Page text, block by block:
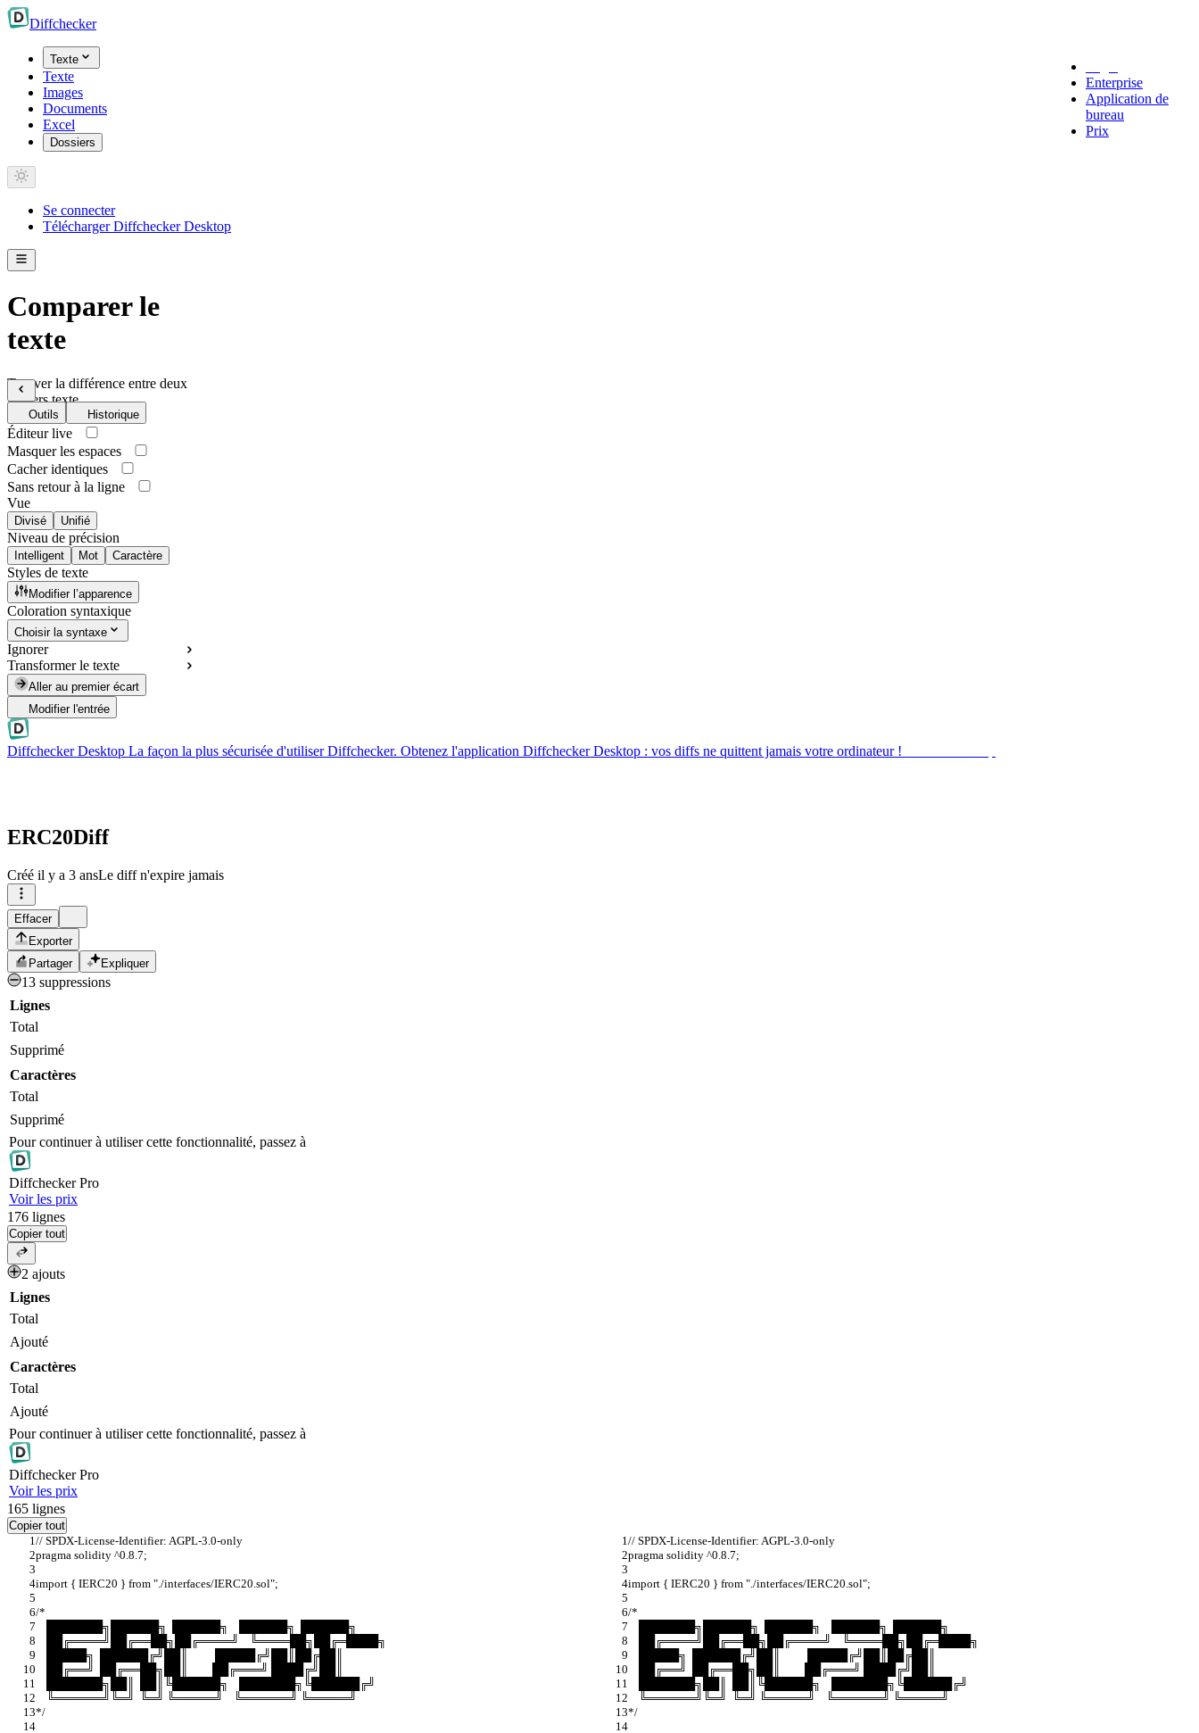
Diffchecker
Texte
Texte
Images
Documents
Excel
Dossiers
Enterprise
Application de
bureau
Prix
Se connecter
Télécharger Diffchecker Desktop
Comparer le
texte
Trouver la différence entre deux
fichiers texte
Outils Historique
Éditeur live
Masquer les espaces
Cacher identiques
Sans retour à la ligne
Vue
Divisé Unifié
Niveau de précision
Intelligent Mot Caractère
Styles de texte
Modifier l’apparence
Coloration syntaxique
Choisir la syntaxe
Ignorer
Transformer le texte
Aller au premier écart
Modifier l'entrée
Diffchecker Desktop La façon la plus sécurisée d'utiliser Diffchecker. Obtenez l'application Diffchecker Desktop : vos diffs ne quittent jamais votre ordinateur !
ERC20Diff
Créé il y a 3 ansLe diff n'expire jamais
Effacer
Exporter
Partager
Expliquer
13 suppressions
Lignes
Total
Supprimé
Caractères
Total
Supprimé
Pour continuer à utiliser cette fonctionnalité, passez à
DiffcheckerPro
Voir les prix
176 lignes
Copier tout
2 ajouts
Lignes
Total
Ajouté
Caractères
Total
Ajouté
Pour continuer à utiliser cette fonctionnalité, passez à
DiffcheckerPro
Voir les prix
165 lignes
Copier tout
// SPDX-License-Identifier: AGPL-3.0-only
// SPDX-License-Identifier: AGPL-3.0-only
pragma solidity ^0.8.7;
pragma solidity ^0.8.7;
import { IERC20 } from "./interfaces/IERC20.sol"; import { IERC20 } from "./interfaces/IERC20.sol";
/*
/*
    ███████╗██████╗  ██████╗    ██████╗  ██████╗
    ███████╗██████╗  ██████╗    ██████╗  ██████╗
    ██╔════╝██╔══██╗██╔════╝    ╚════██╗██╔═████╗
    ██╔════╝██╔══██╗██╔════╝    ╚════██╗██╔═████╗
    █████╗  ██████╔╝██║          █████╔╝██║██╔██║
    █████╗  ██████╔╝██║          █████╔╝██║██╔██║
    ██╔══╝  ██╔══██╗██║         ██╔═══╝ ████╔╝██║
    ██╔══╝  ██╔══██╗██║         ██╔═══╝ ████╔╝██║
    ███████╗██║  ██║╚██████╗    ███████╗╚██████╔╝
    ███████╗██║  ██║╚██████╗    ███████╗╚██████╔╝
    ╚══════╝╚═╝  ╚═╝ ╚═════╝    ╚══════╝ ╚═════╝
    ╚══════╝╚═╝  ╚═╝ ╚═════╝    ╚══════╝ ╚═════╝
*/
*/